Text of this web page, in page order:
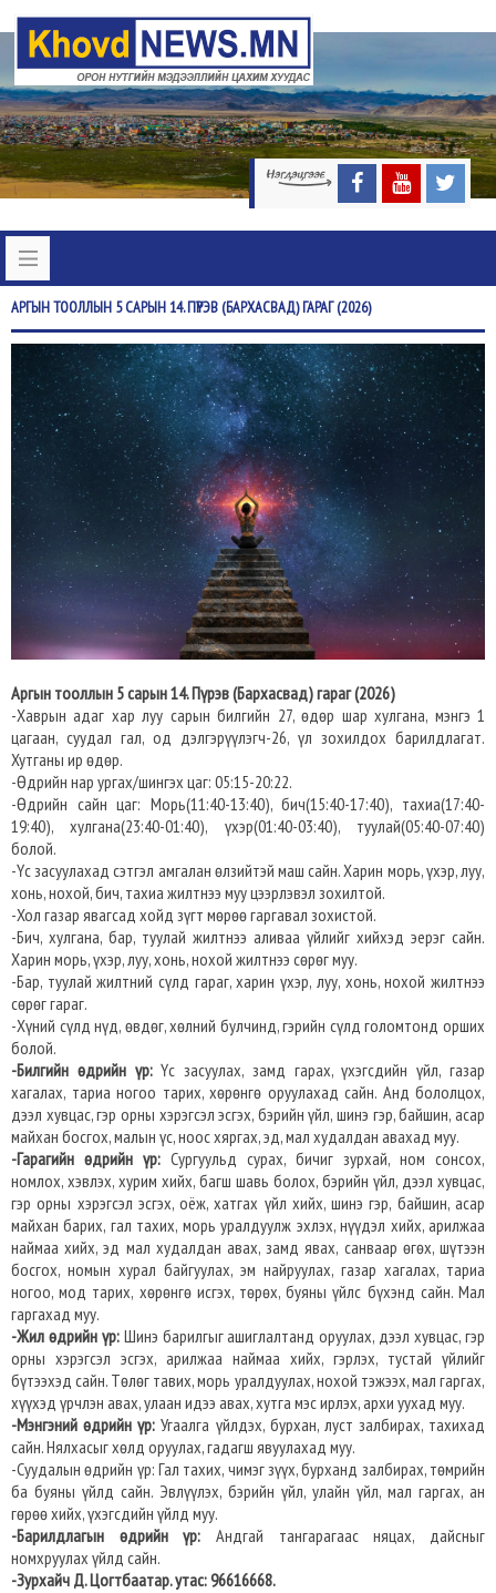
АРГЫНТООЛЛЫН 5 САРЫН 14. ПҮРЭВ (БАРХАСВАД) ГАРАГ (2026)
Аргын тооллын 5 сарын 14. Пүрэв (Бархасвад) гараг (2026)
-Хаврын адаг хар луу сарын билгийн 27, өдөр шар хулгана, мэнгэ 1
цагаан, суудал гал, од дэлгэрүүлэгч-26, үл зохилдох барилдлагат.
Хутганы ир өдөр.
-Өдрийн нар ургах/шингэх цаг: 05:15-20:22.
-Өдрийн сайн цаг: Морь(11:40-13:40), бич(15:40-17:40), тахиа(17:40-
19:40), хулгана(23:40-01:40), үхэр(01:40-03:40), туулай(05:40-07:40)
болой.
-Үс засуулахад сэтгэл амгалан өлзийтэй маш сайн. Харин морь, үхэр, луу,
хонь, нохой, бич, тахиа жилтнээ муу цээрлэвэл зохилтой.
-Хол газар явагсад хойд зүгт мөрөө гаргавал зохистой.
-Бич, хулгана, бар, туулай жилтнээ аливаа үйлийг хийхэд эерэг сайн.
Харин морь, үхэр, луу, хонь, нохой жилтнээ сөрөг муу.
-Бар, туулай жилтний сүлд гараг, харин үхэр, луу, хонь, нохой жилтнээ
сөрөг гараг.
-Хүний сүлд нүд, өвдөг, хөлний булчинд, гэрийн сүлд голомтонд орших
болой.
-Билгийн өдрийн үр:Үс засуулах, замд гарах, үхэгсдийн үйл, газар
хагалах, тариа ногоо тарих, хөрөнгө оруулахад сайн. Анд бололцох,
дээл хувцас, гэр орны хэрэгсэл эсгэх, бэрийн үйл, шинэ гэр, байшин, асар
майхан босгох, малын үс, ноос хяргах, эд, мал худалдан авахад муу.
-Гарагийн өдрийн үр: Сургуульд сурах, бичиг зурхай, ном сонсох,
номлох, хэвлэх, хурим хийх, багш шавь болох, бэрийн үйл, дээл хувцас,
гэр орны хэрэгсэл эсгэх, оёж, хатгах үйл хийх, шинэ гэр, байшин, асар
майхан барих, гал тахих, морь уралдуулж эхлэх, нүүдэл хийх, арилжаа
наймаа хийх, эд мал худалдан авах, замд явах, санваар өгөх, шүтээн
босгох, номын хурал байгуулах, эм найруулах, газар хагалах, тариа
ногоо, мод тарих, хөрөнгө исгэх, төрөх, буяны үйлс бүхэнд сайн. Мал
гаргахад муу.
-Жил өдрийн үр: Шинэ барилгыг ашиглалтанд оруулах, дээл хувцас, гэр
орны хэрэгсэл эсгэх, арилжаа наймаа хийх, гэрлэх, тустай үйлийг
бүтээхэд сайн. Төлөг тавих, морь уралдуулах, нохой тэжээх, мал гаргах,
хүүхэд үрчлэн авах, улаан идээ авах, хутга мэс ирлэх, архи уухад муу.
-Мэнгэний өдрийн үр: Угаалга үйлдэх, бурхан, луст залбирах, тахихад
сайн. Нялхасыг хөлд оруулах, гадагш явуулахад муу.
-Суудалын өдрийн үр: Гал тахих, чимэг зүүх, бурханд залбирах, төмрийн
ба буяны үйлд сайн. Эвлүүлэх, бэрийн үйл, улайн үйл, мал гаргах, ан
гөрөө хийх, үхэгсдийн үйлд муу.
-Барилдлагын өдрийн үр: Андгай тангарагаас няцах, дайсныг
номхруулах үйлд сайн.
-Зурхайч Д. Цогтбаатар. утас: 96616668.